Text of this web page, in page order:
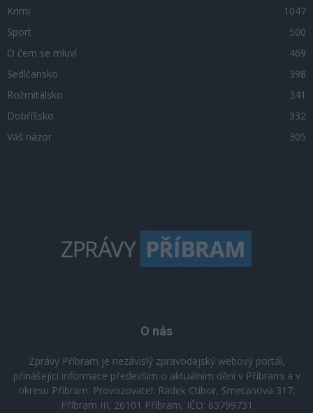
Krimi
1047
Sport
500
O čem se mluví
469
Sedlčansko
398
Rožmitálsko
341
Dobříšsko
332
Váš názor
305
O nás
Zprávy Příbram je nezávislý zpravodajský webový portál,
přinášející informace především o aktuálním dění v Příbrami a v
okresu Příbram. Provozovatel: Radek Ctibor, Smetanova 317,
Příbram III, 26101 Příbram, IČO: 63799731